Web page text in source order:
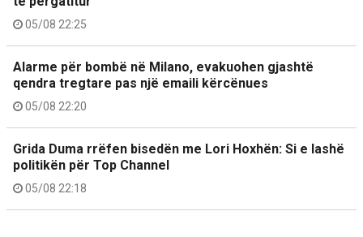
05/08 22:25
Alarme për bombë në Milano, evakuohen gjashtë
qendra tregtare pas një emaili kërcënues
05/08 22:20
Grida Duma rrëfen bisedën me Lori Hoxhën: Si e lashë
politikën për Top Channel
05/08 22:18